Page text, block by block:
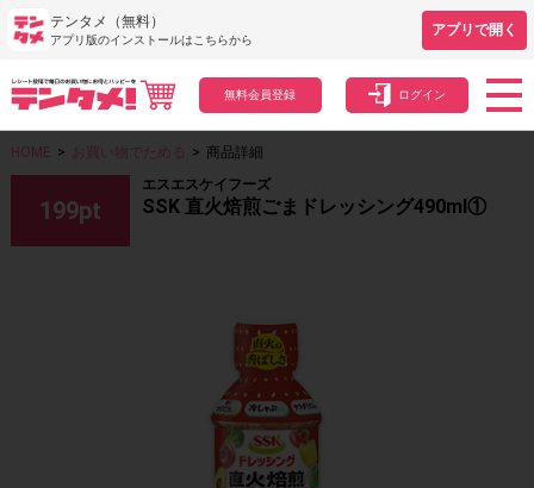
テンタメ（無料）
アプリ版のインストールはこちらから
アプリで開く
無料会員登録 ログイン
HOME > お買い物でためる > 商品詳細
199pt
エスエスケイフーズ
SSK 直火焙煎ごまドレッシング490ml①